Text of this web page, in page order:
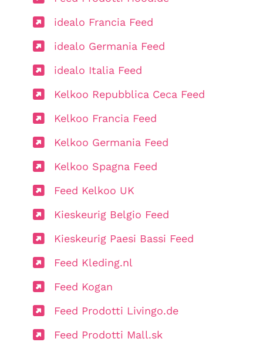
idealo Francia Feed
idealo Germania Feed
idealo Italia Feed
Kelkoo Repubblica Ceca Feed
Kelkoo Francia Feed
Kelkoo Germania Feed
Kelkoo Spagna Feed
Feed Kelkoo UK
Kieskeurig Belgio Feed
Kieskeurig Paesi Bassi Feed
Feed Kleding.nl
Feed Kogan
Feed Prodotti Livingo.de
Feed Prodotti Mall.sk